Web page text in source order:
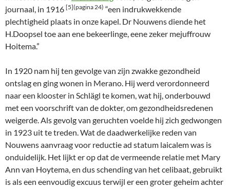
journaal, in 1916 [5](pagina 24) “een indrukwekkende
plechtigheid plaats in onze kapel. Dr Nouwens diende het
H.Doopsel toe aan ene bekeerlinge, eene zeker mejuffrouw
Hoitema.”
In 1920 nam hij ten gevolge van zijn zwakke gezondheid
ontslag en ging wonen in Merano. Hij werd verordonneerd
naar een klooster in Schlägl te komen, wat hij, onderbouwd
met een voorschrift van de dokter, om gezondheidsredenen
weigerde. Als gevolg van geruchten voelde hij zich gedwongen
in 1923 uit te treden. Wat de daadwerkelijke reden van
Nouwens aanvraag voor reductie ad statum laicalem was is
onduidelijk. Het lijkt er op dat de vermeende relatie met Mary
Ann van Hoytema, en dus schending van het celibaat, gebruikt
is als een eenvoudig excuus terwijl er een groter geheim achter